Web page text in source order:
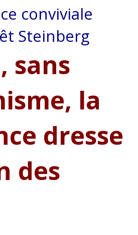
conviviale
Steinberg
sans
la
dresse
des